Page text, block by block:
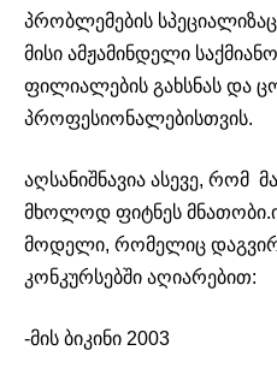
პრობლემების
მისი ამჟამინდელი
ფილიალების გახსნას და
პროფესიონალებისთვის.
აღსანიშნავია ასევე, რომ
მხოლოდ ფიტნეს
მოდელი, რომელიც
კონკურსებში აღიარებით:
-მის ბიკინი 2003